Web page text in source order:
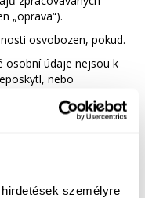
személyre
„oprava“).
osvobozen, pokud.
osobní údaje nejsou k
nebo
určit pravost
subjektem údajů.
jménem nebo na jeho
předal osobní údaje
skutečnosti opravy a o